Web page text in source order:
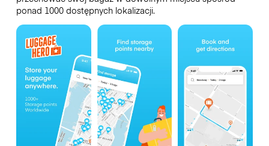
ponad 1000 dostępnych lokalizacji.